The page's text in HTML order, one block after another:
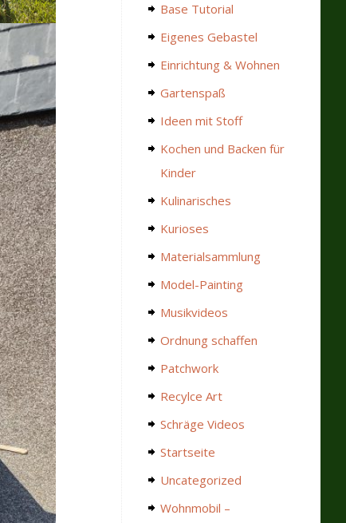
Base Tutorial
Eigenes Gebastel
Einrichtung & Wohnen
Gartenspaß
Ideen mit Stoff
Kochen und Backen für
Kinder
Kulinarisches
Kurioses
Materialsammlung
Model-Painting
Musikvideos
Ordnung schaffen
Patchwork
Recylce Art
Schräge Videos
Startseite
Uncategorized
Wohnmobil –